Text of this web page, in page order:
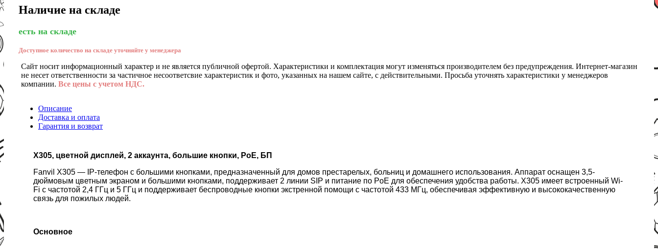
Наличие на складе
есть на складе
Доступное количество на складе уточняйте у менеджера
Сайт носит информационный характер и не является публичной офертой. Характеристики и комплектация могут изменяться производителем без предупреждения. Интернет-магазин
не несет ответственности за частичное несоответсвие характеристик и фото, указанных на нашем сайте, с действительными. Просьба уточнять характеристики у менеджеров
компании. Все цены с учетом НДС.
Описание
Доставка и оплата
Гарантия и возврат
X305, цветной дисплей, 2 аккаунта, большие кнопки, PoE, БП
Fanvil X305 — IP-телефон с большими кнопками, предназначенный для домов престарелых, больниц и домашнего использования. Аппарат оснащен 3,5-
дюймовым цветным экраном и большими кнопками, поддерживает 2 линии SIP и питание по PoE для обеспечения удобства работы. X305 имеет встроенный Wi-
Fi с частотой 2,4 ГГц и 5 ГГц и поддерживает беспроводные кнопки экстренной помощи с частотой 433 МГц, обеспечивая эффективную и высококачественную
связь для пожилых людей.
Основное